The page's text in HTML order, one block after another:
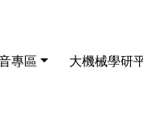
專區 大機械學研